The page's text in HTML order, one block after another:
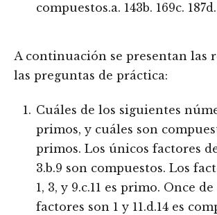
compuestos.a. 143b. 169c.
A continuación se presentan las
las preguntas de práctica:
Cuáles de los siguientes
primos, y cuáles son
primos. Los únicos factores
3.b.9 son compuestos. Los
1, 3, y 9.c.11 es primo. Once
factores son 1 y 11.d.14 es